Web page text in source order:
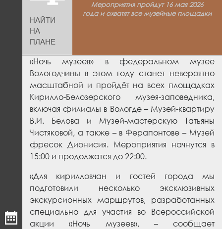
НАЙТИ
НА
ПЛАНЕ
Мероприятия пройдут 16 мая 2026
года и охватят все музейные площадки
«Ночь музеев» в федеральном музее
Вологодчины в этом году станет невероятно
масштабной и пройдёт на всех площадках
Кирилло-Белозерского музея-заповедника,
включая филиалы в Вологде – Музей-квартиру
В.И. Белова и Музей-мастерскую Татьяны
Чистяковой, а также – в Ферапонтове – Музей
фресок Дионисия. Мероприятия начнутся в
15:00 и продолжатся до 22:00.
«Для кирилловчан и гостей города мы
подготовили несколько эксклюзивных
экскурсионных маршрутов, разработанных
специально для участия во Всероссийской
акции «Ночь музеев», – сообщает